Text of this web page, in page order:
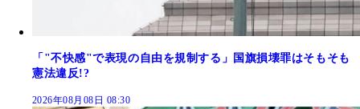
「"不快感"で表現の自由を規制する」国旗損壊罪はそもそも
憲法違反!?
2026年08月08日 08:30